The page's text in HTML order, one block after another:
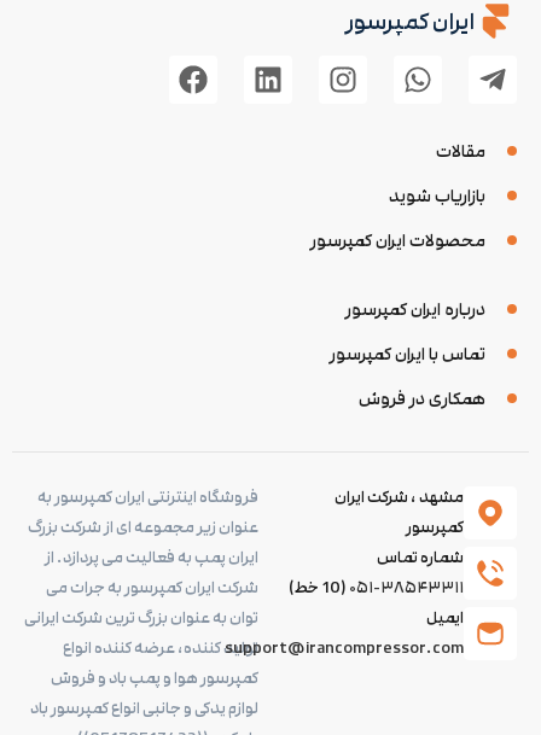
درباره ایران کمپرسور
تماس با ایران کمپرسور
همکاری در فروش
مقالات
بازاریاب شوید
محصولات ایران کمپرسور
ایران کمپرسور
فروشگاه اینترنتی ایران کمپرسور به
عنوان زیر مجموعه ای از شرکت بزرگ
ایران پمپ به فعالیت می پردازد. از
شرکت ایران کمپرسور به جرات می
توان به عنوان بزرگ ترین شرکت ایرانی
تولید کننده، عرضه کننده انواع
کمپرسور هوا و پمپ باد و فروش
لوازم یدکی و جانبی انواع کمپرسور باد
مشهد ، شرکت ایران
کمپرسور
شماره تماس
۰۵۱-۳۸۵۴۳۳۱۱ (10 خط)
ایمیل
support@irancompressor.com